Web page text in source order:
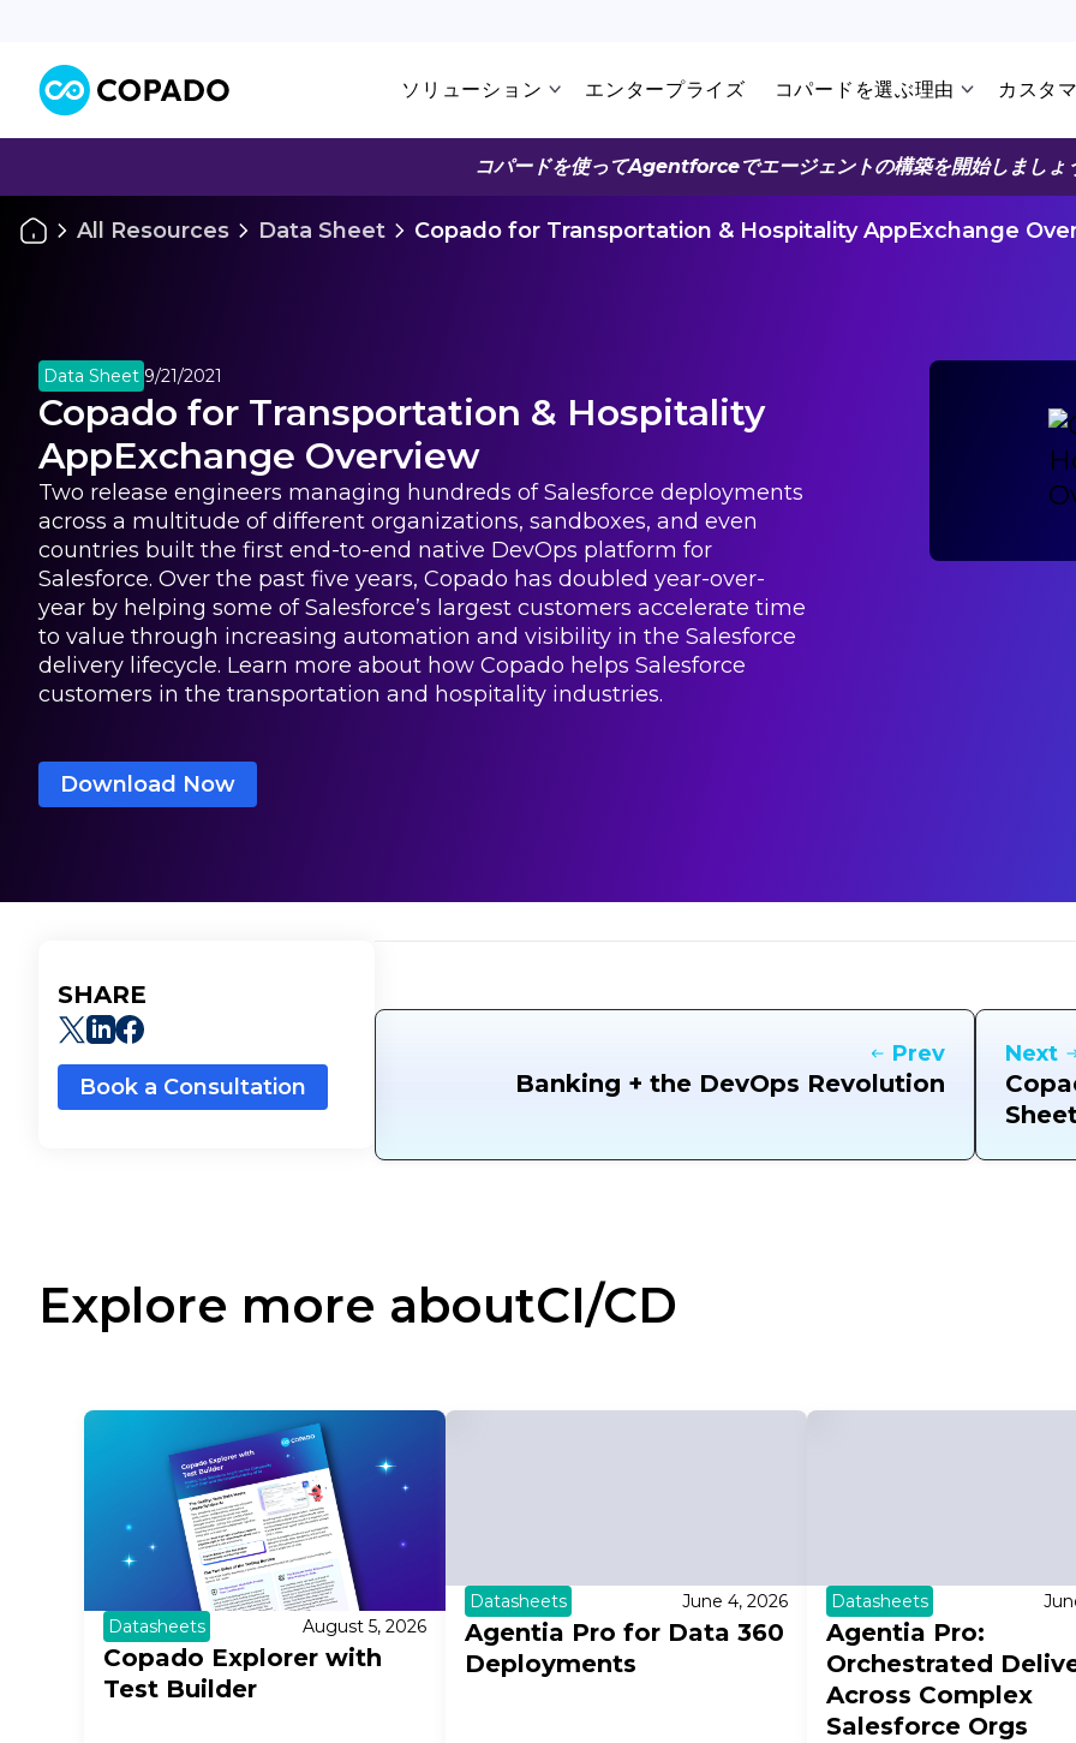
ソリューション エンタープライズ コパードを選ぶ理由 カスタ
コパードを使ってAgentforceでエージェントの構築を開始しましょ
All Resources Data Sheet Copado for Transportation & Hospitality AppExchange
Data Sheet 9/21/2021
Copado for Transportation & Hospitality
AppExchange Overview
Two release engineers managing hundreds of Salesforce deployments
across a multitude of different organizations, sandboxes, and even
countries built the first end-to-end native DevOps platform for
Salesforce. Over the past five years, Copado has doubled year-over-
year by helping some of Salesforce’s largest customers accelerate time
to value through increasing automation and visibility in the Salesforce
delivery lifecycle. Learn more about how Copado helps Salesforce
customers in the transportation and hospitality industries.
Download Now
SHARE
Book a Consultation
Prev
Banking + the DevOps Revolution
Next
Explore more aboutCI/CD
Datasheets August 5, 2026
Copado Explorer with
Test Builder
Datasheets June 4, 2026
Agentia Pro for Data 360
Deployments
Datasheets
Agentia Pro:
Orchestrated
Across Complex
Salesforce Orgs